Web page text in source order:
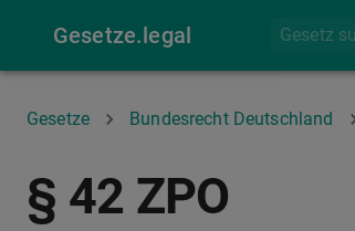
Gesetze.legal
Gesetze Bundesrecht Deutschland
§ 42 ZPO